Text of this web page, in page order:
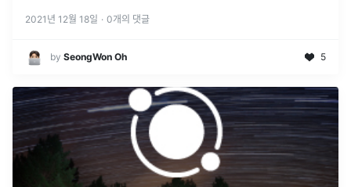
2021년 12월 18일 · 0개의 댓글
by SeongWon Oh 5